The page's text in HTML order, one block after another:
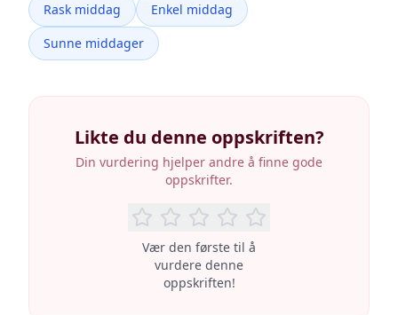
Rask middag
Enkel middag
Sunne middager
Likte du denne oppskriften?
Din vurdering hjelper andre å finne gode
oppskrifter.
Vær den første til å
vurdere denne
oppskriften!